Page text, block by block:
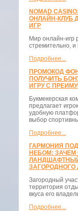
NOMAD
ОНЛАЙН-КЛУБ
ИГР
Мир онлайн-игр
стремительно,
Подробнее...
ПРОМОКОД
ПОЛУЧИТЬ
ИГРУ С
Букмекерская
предлагает
удобную
выбор
Подробнее...
ГАРМОНИЯ
НЕБОМ: ЗАЧЕМ
ЗАГОРОДНОГО
Загородный
территория
вкуса его
Подробнее...